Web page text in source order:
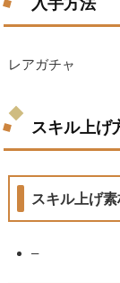
入手方法
レアガチャ
スキル上げ
スキル上げ
–